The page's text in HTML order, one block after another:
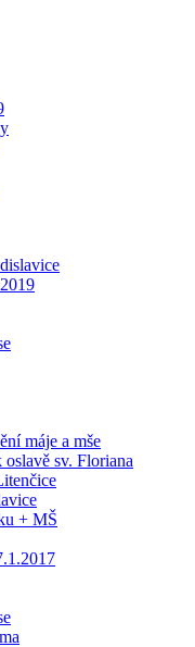
máje a mše
sv. Floriana
+ MŠ